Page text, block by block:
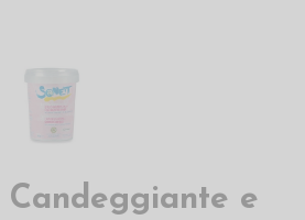
Candeggiante e